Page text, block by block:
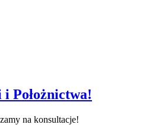
Położnictwa!
na konsultacje!